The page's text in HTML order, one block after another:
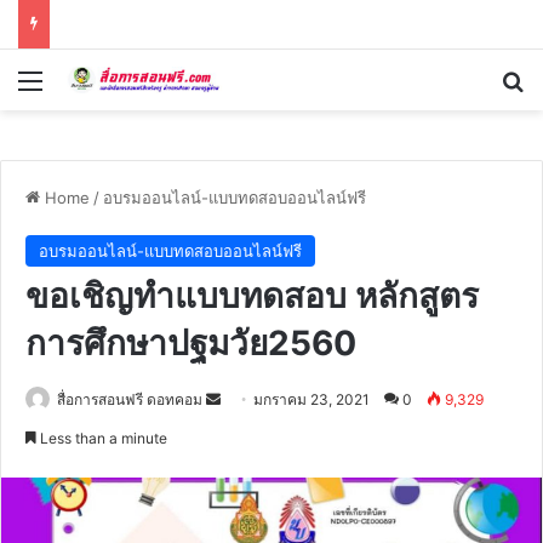
Menu
Home / อบรมออนไลน์-แบบทดสอบออนไลน์ฟรี
อบรมออนไลน์-แบบทดสอบออนไลน์ฟรี
ขอเชิญทำแบบทดสอบ หลักสูตร
การศึกษาปฐมวัย2560
สื่อการสอนฟรี ดอทคอม
Sendมกราคม 23, 2021 0 9,329
Less than a minute